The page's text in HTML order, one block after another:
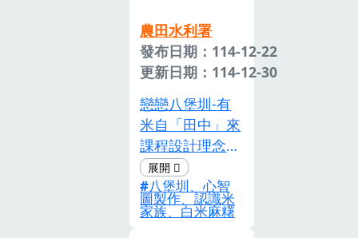
農田水利署
發布日期：114-12-22
更新日期：114-12-30
戀戀八堡圳-有
米自「田中」來
課程設計理念說
明:本校位於有
「稻米的故鄉」
美稱的田中鎮，
八堡圳、心智
圖製作、認識米
家族、白米麻糬